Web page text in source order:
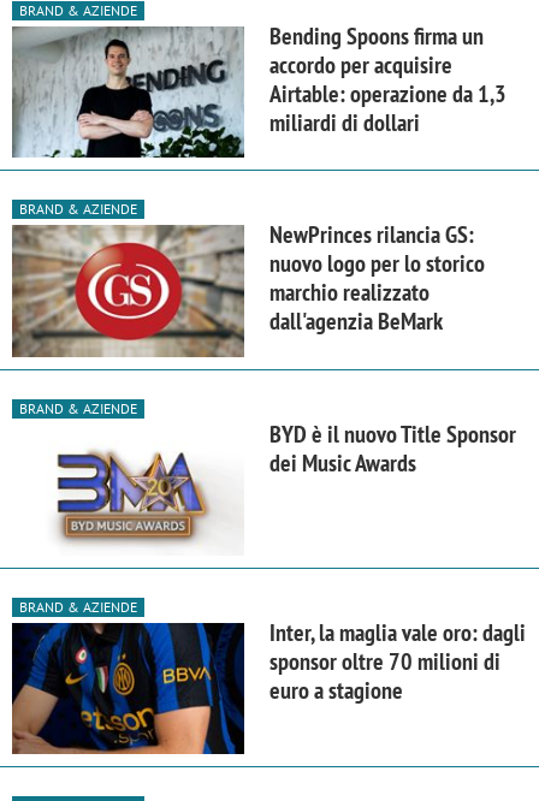
BRAND & AZIENDE
Bending Spoons firma un
accordo per acquisire
Airtable: operazione da 1,3
miliardi di dollari
BRAND & AZIENDE
NewPrinces rilancia GS:
nuovo logo per lo storico
marchio realizzato
dall'agenzia BeMark
BRAND & AZIENDE
BYD è il nuovo Title Sponsor
dei Music Awards
BRAND & AZIENDE
Inter, la maglia vale oro: dagli
sponsor oltre 70 milioni di
euro a stagione